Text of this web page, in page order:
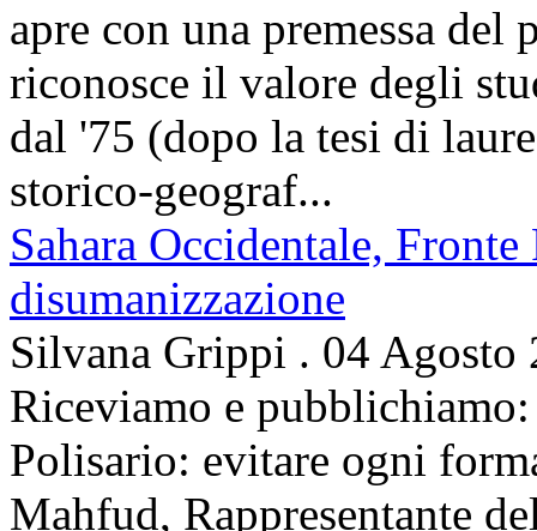
apre con una premessa
riconosce il valore degli
dal '75 (dopo la tesi di
storico-geograf...
Sahara Occidentale,
disumanizzazione
Silvana Grippi . 04 Agosto
Riceviamo e
Polisario: evitare ogni
Mahfud, Rappresentante